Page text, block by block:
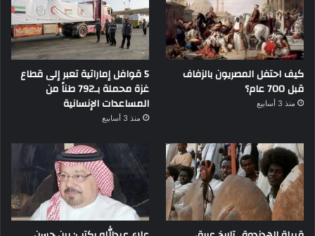
كيف احتفل المصريون بالزفاف
قبل 700 عام؟
منذ 3 أسابيع
5 قوافل إماراتية تعبر إلى قطاع
غزة محملة بـ792 طناً من
المساعدات الإنسانية
منذ 3 أسابيع